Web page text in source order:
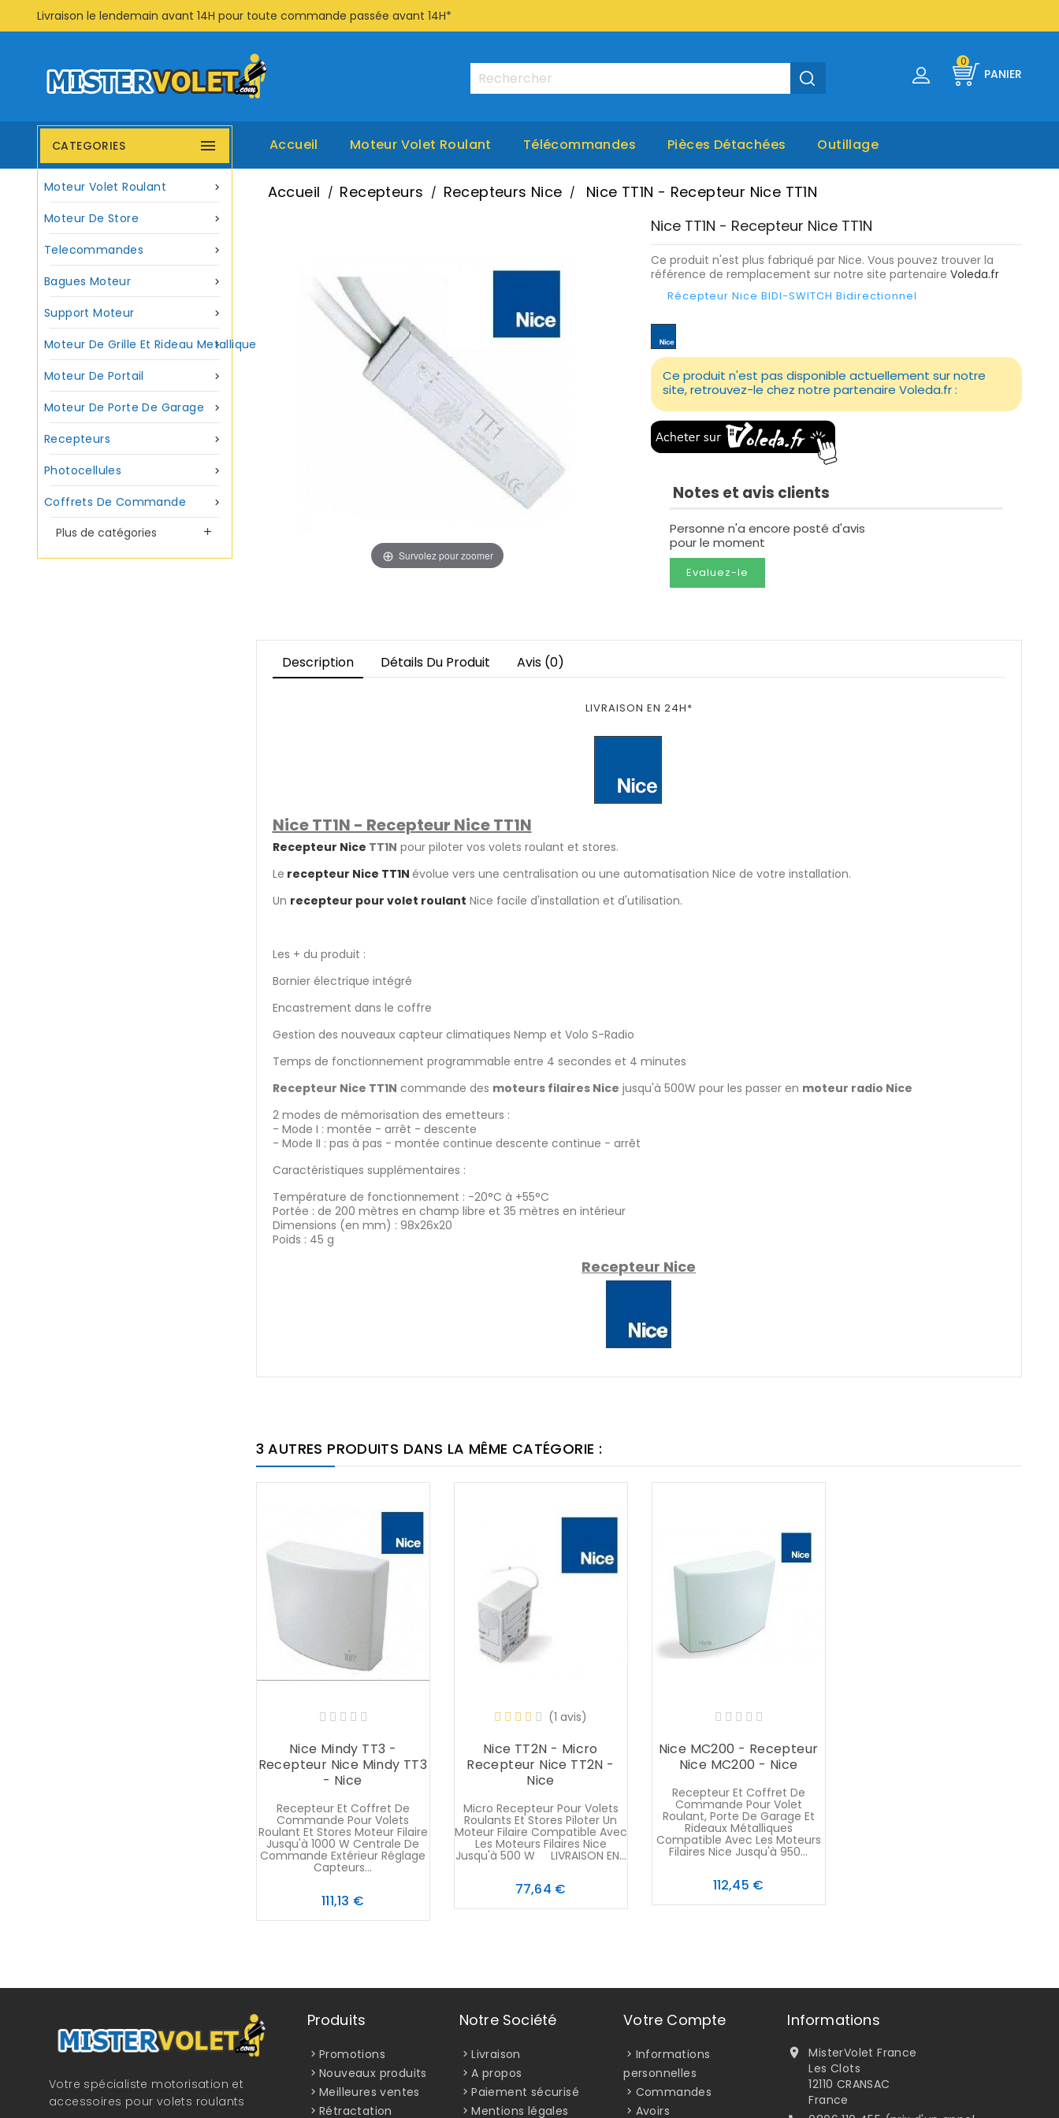
Livraison le lendemain avant 14H pour toute commande passée avant 14H*
PANIER
0
Accueil Moteur Volet Roulant Télécommandes Pièces Détachées Outillage
CATEGORIES 

Moteur Volet Roulant

Moteur De Store

Telecommandes

Bagues Moteur

Support Moteur

Moteur De Grille Et Rideau Metallique

Moteur De Portail

Moteur De Porte De Garage

Recepteurs

Photocellules

Coffrets De Commande
Plus de catégories

Accueil Recepteurs Recepteurs Nice Nice TT1N - Recepteur Nice TT1N
Survolez pour zoomer
Nice TT1N - Recepteur Nice TT1N
Ce produit n'est plus fabriqué par Nice. Vous pouvez trouver la
référence de remplacement sur notre site partenaire Voleda.fr
Récepteur Nice BIDI-SWITCH Bidirectionnel
Ce produit n'est pas disponible actuellement sur notre
site, retrouvez-le chez notre partenaire Voleda.fr :
Notes et avis clients
Personne n'a encore posté d'avis
pour le moment
Evaluez-le
Description Détails Du Produit Avis (0)
LIVRAISON EN 24H*
Nice TT1N - Recepteur Nice TT1N
Recepteur Nice TT1N pour piloter vos volets roulant et stores.
Le recepteur Nice TT1N évolue vers une centralisation ou une automatisation Nice de votre installation.
Un recepteur pour volet roulant Nice facile d'installation et d'utilisation.
Les + du produit :
Bornier électrique intégré
Encastrement dans le coffre
Gestion des nouveaux capteur climatiques Nemp et Volo S-Radio
Temps de fonctionnement programmable entre 4 secondes et 4 minutes
Recepteur Nice TT1N commande des moteurs filaires Nice jusqu'à 500W pour les passer en moteur radio Nice
2 modes de mémorisation des emetteurs :
- Mode I : montée - arrêt - descente
- Mode II : pas à pas - montée continue descente continue - arrêt
Caractéristiques supplémentaires :
Température de fonctionnement : -20°C à +55°C
Portée : de 200 mètres en champ libre et 35 mètres en intérieur
Dimensions (en mm) : 98x26x20
Poids : 45 g
Recepteur Nice
3 AUTRES PRODUITS DANS LA MÊME CATÉGORIE :
Nice Mindy TT3 -
Recepteur Nice Mindy TT3
- Nice
Recepteur Et Coffret De
Commande Pour Volets
Roulant Et Stores Moteur Filaire
Jusqu'à 1000 W Centrale De
Commande Extérieur Réglage
Capteurs...
111,13 €Prix
(1 avis)
Nice TT2N - Micro
Recepteur Nice TT2N -
Nice
Micro Recepteur Pour Volets
Roulants Et Stores Piloter Un
Moteur Filaire Compatible Avec
Les Moteurs Filaires Nice
Jusqu'à 500 W LIVRAISON EN...
77,64 €
Nice MC200 - Recepteur
Nice MC200 - Nice
Recepteur Et Coffret De
Commande Pour Volet
Roulant, Porte De Garage Et
Rideaux Métalliques
Compatible Avec Les Moteurs
Filaires Nice Jusqu'à 950...
112,45 €
Votre spécialiste motorisation et
accessoires pour volets roulants
Produits
Promotions
Nouveaux produits
Meilleures ventes
Rétractation
Notre Société
Livraison
A propos
Paiement sécurisé
Mentions légales
Votre Compte
Informations
personnelles
Commandes
Avoirs
Informations

MisterVolet France
Les Clots
12110 CRANSAC
France